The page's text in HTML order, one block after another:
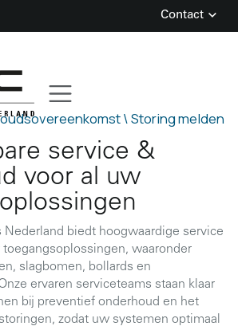
Contact
\Storing melden
service &
voor al uw
Nederland biedt hoogwaardige service
waaronder
slagbomen, bollards en
ervaren serviceteams staan klaar
bij preventief onderhoud en het
zodat uw systemen optimaal